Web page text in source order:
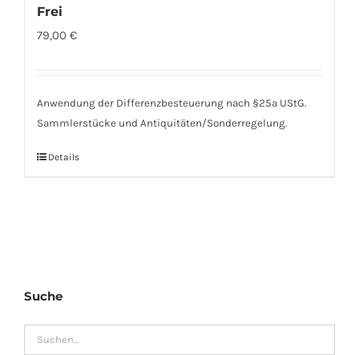
Frei
79,00 €
Anwendung der Differenzbesteuerung nach §25a UStG.
Sammlerstücke und Antiquitäten/Sonderregelung.
Details
Suche